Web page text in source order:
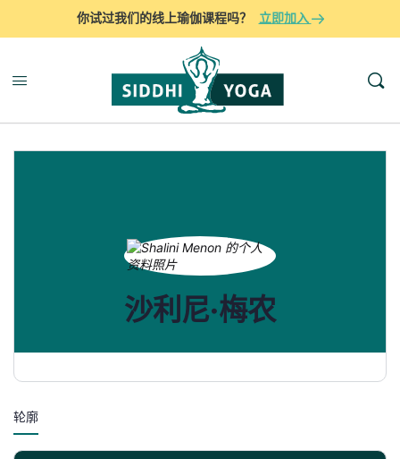
你试过我们的线上瑜伽课程吗？ 立即加入
沙利尼·梅农
轮廓